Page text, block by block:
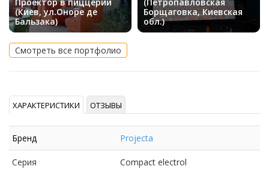
Проектор в пиццерии
(Киев, ул.Оноре де
Бальзака)
(Петропавловская
Борщаговка, Киевская
обл.)
Смотреть все портфолио
ХАРАКТЕРИСТИКИ ОТЗЫВЫ
Бренд Projecta
Серия Compact electrol